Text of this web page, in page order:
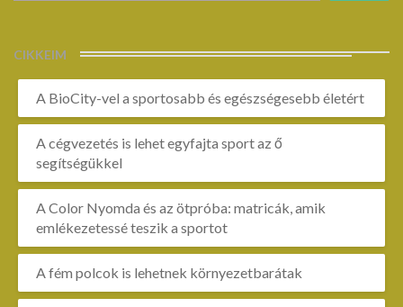
CIKKEIM
A BioCity-vel a sportosabb és egészségesebb életért
A cégvezetés is lehet egyfajta sport az ő
segítségükkel
A Color Nyomda és az ötpróba: matricák, amik
emlékezetessé teszik a sportot
A fém polcok is lehetnek környezetbarátak